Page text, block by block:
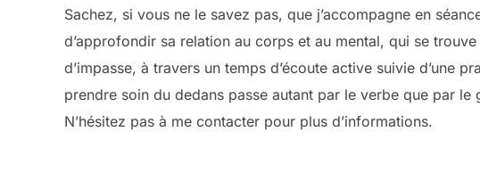
Sachez, si vous ne le savez pas, que j’accompagne en
d’approfondir sa relation au corps et au mental, qui se
d’impasse, à travers un temps d’écoute active suivie d’une
prendre soin du dedans passe autant par le verbe que par le
N’hésitez pas à me contacter pour plus d’informations.